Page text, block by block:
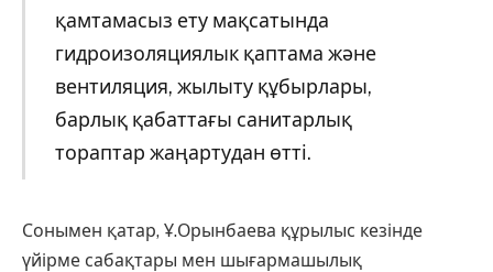
қамтамасыз ету мақсатында
гидроизоляциялык қаптама және
вентиляция, жылыту құбырлары,
барлық қабаттағы санитарлық
тораптар жаңартудан өтті.
Сонымен қатар, Ұ.Орынбаева құрылыс кезінде
үйірме сабақтары мен шығармашылық